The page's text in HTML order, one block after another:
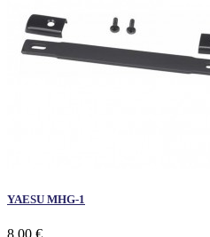
YAESU MHG-1
8,00 €